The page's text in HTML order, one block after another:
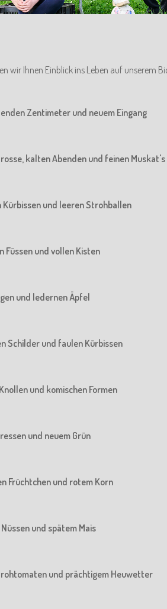
wir Ihnen Einblick ins Leben auf unserem
Zentimeter und neuem Eingang
kalten Abenden und feinen Muskat's
Kürbissen und leeren Strohballen
Füssen und vollen Kisten
und ledernen Äpfel
Schilder und faulen Kürbissen
und komischen Formen
und neuem Grün
Früchtchen und rotem Korn
und spätem Mais
und prächtigem Heuwetter